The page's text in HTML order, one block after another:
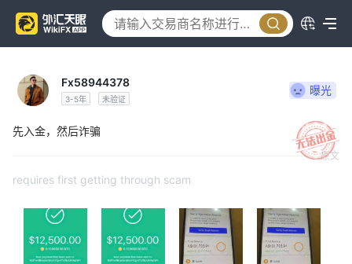
Fx58944378
3-5年 未验证
曝光
先入金，然后诈骗
原文
requires first getting through scam